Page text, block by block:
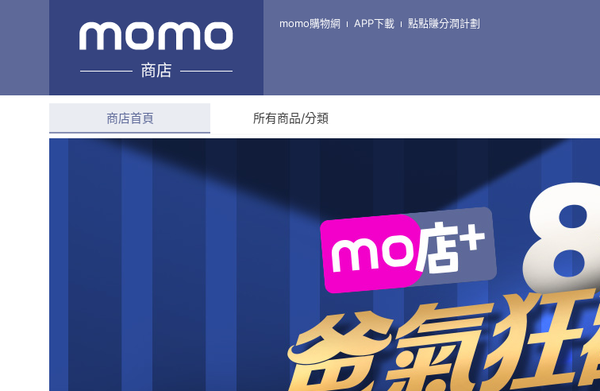
商店
momo購物網 APP下載 點點賺分潤計劃
伍禾清潔劑專賣店
綜合評分
商店首頁 所有商品/分類